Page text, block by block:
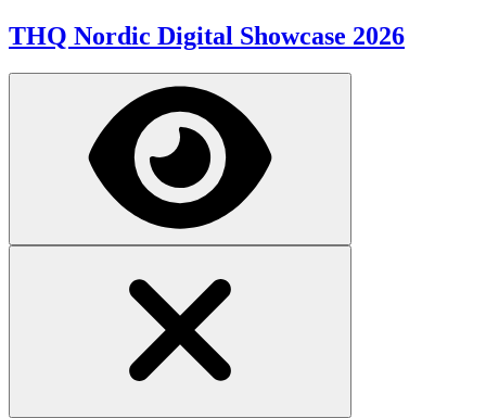
THQ Nordic Digital Showcase 2026